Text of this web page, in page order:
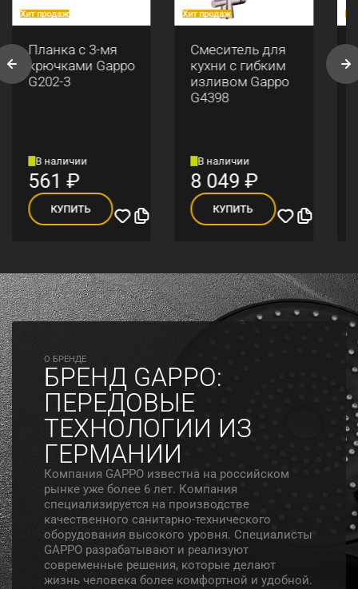
Хит продаж
Планка с 3-мя
крючками Gappo
G202-3
В наличии
561 ₽
КУПИТЬ
Хит продаж
Смеситель для
кухни с гибким
изливом Gappo
G4398
В наличии
8 049₽
КУПИТЬ
O БРЕНДЕ
БРЕНД GAPPO:
ПЕРЕДОВЫЕ
ТЕХНОЛОГИИ ИЗ
ГЕРМАНИИ
Компания GAPPO известна на российском
рынке уже более 6 лет. Компания
специализируется на производстве
качественного санитарно-технического
оборудования высокого уровня. Специалисты
GAPPO разрабатывают и реализуют
современные решения, которые делают
жизнь человека более комфортной и удобной.